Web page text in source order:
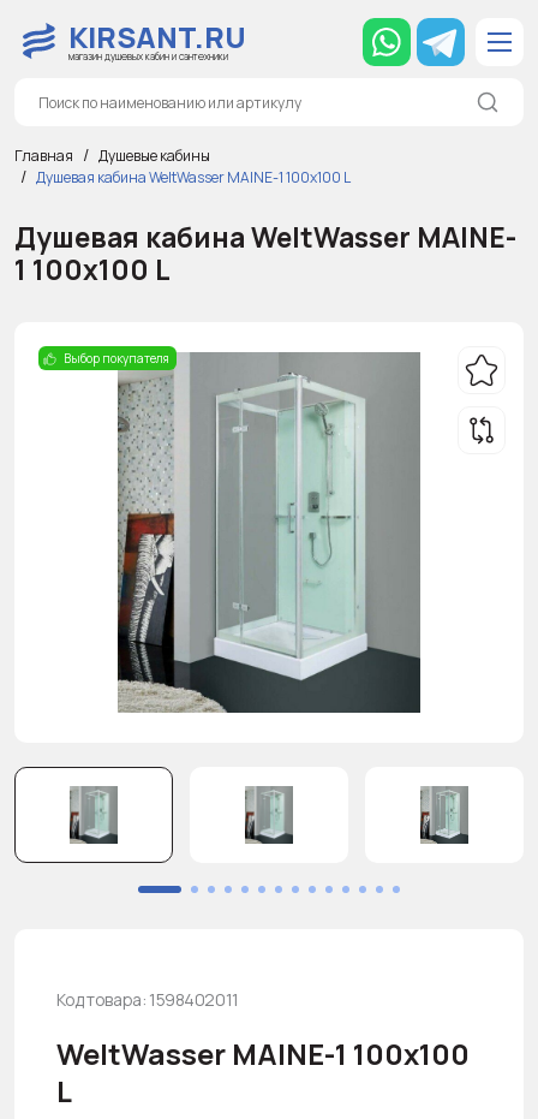
KIRSANT.RU
магазин душевых кабин и сантехники
Главная
Душевые кабины
Душевая кабина WeltWasser MAINE-1 100х100 L
Душевая кабина WeltWasser MAINE-
1 100х100 L
Выбор покупателя
Код товара: 1598402011
WeltWasser MAINE-1 100х100
L